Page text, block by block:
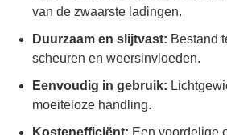
van de zwaarste ladingen.
Duurzaam en slijtvast: Bestand
scheuren en weersinvloeden.
Eenvoudig in gebruik:
moeiteloze handling.
Kostenefficiënt: Een voordelige